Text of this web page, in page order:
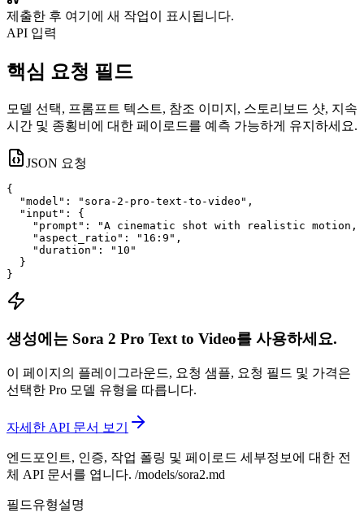
제출한 후 여기에 새 작업이 표시됩니다.
API 입력
핵심 요청 필드
모델 선택, 프롬프트 텍스트, 참조 이미지, 스토리보드 샷, 지속
시간 및 종횡비에 대한 페이로드를 예측 가능하게 유지하세요.
JSON 요청
{
  "model": "sora-2-pro-text-to-video",
  "input": {
"prompt": "A cinematic shot with realistic
    "aspect_ratio": "16:9",
    "duration": "10"
  }
}
생성에는 Sora 2 Pro Text to Video를 사용하세요.
이 페이지의 플레이그라운드, 요청 샘플, 요청 필드 및 가격은
선택한 Pro 모델 유형을 따릅니다.
자세한 API 문서 보기
엔드포인트, 인증, 작업 폴링 및 페이로드 세부정보에 대한 전
체 API 문서를 엽니다. /models/sora2.md
필드유형설명